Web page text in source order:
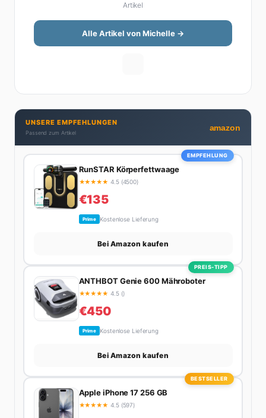
Steuererklärung. Ihre Stärke liegt darin, komplexe
Finanzthemen so aufzubereiten, dass sie jeder
versteht – ohne Fachchinesisch, dafür mit konkreten
Tipps zum Umsetzen. Von ETF-Strategien über
Privatleben unter einen Hut bekommt. Privat ist sie
bekennende Kaffee-Süchtige (3+ Tassen am Tag,
Minimum), Podcast-Hörerin und verbringt ihre
Wochenenden am liebsten in der Natur oder auf dem
Artikel
Alle Artikel von Michelle →
UNSERE EMPFEHLUNGEN
Passend zum Artikel
amazon
EMPFEHLUNG
RunSTAR Körperfettwaage
★★★★★ 4.5 (4500)
€135
Prime Kostenlose Lieferung
Bei Amazon kaufen
PREIS-TIPP
ANTHBOT Genie 600 Mähroboter
★★★★★ 4.5 ()
€450
Prime Kostenlose Lieferung
Bei Amazon kaufen
BESTSELLER
Apple iPhone 17 256 GB
★★★★★ 4.5 (597)